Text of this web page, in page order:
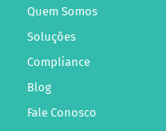
Quem Somos
Soluções
Compliance
Blog
Fale Conosco